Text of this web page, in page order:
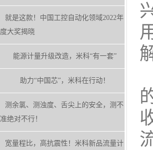
就是这款！中国工控自动化领域2022年
度大奖揭晓
能源计量升级改造，米科“有一套”
助力“中国芯”，米科在行动！
测余氯、测浊度、舌尖上的安全，测不
准绝对不行！
宽量程比，高抗震性！米科新品流量计